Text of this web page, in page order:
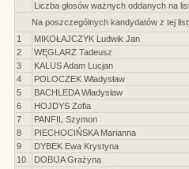
Liczba głosów ważnych oddanych na
Na poszczególnych kandydatów z tej
1
MIKOŁAJCZYK Ludwik Jan
2
WĘGLARZ Tadeusz
3
KALUS Adam Lucjan
4
POLOCZEK Władysław
5
BACHLEDA Władysław
6
HOJDYS Zofia
7
PANFIL Szymon
8
PIECHOCIŃSKA Marianna
9
DYBEK Ewa Krystyna
10
DOBIJA Grażyna